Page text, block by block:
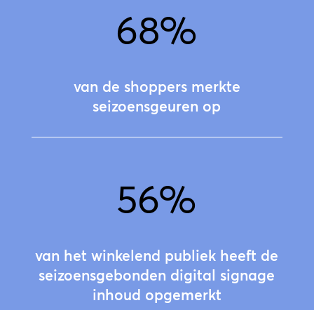
68%
van de shoppers merkte
seizoensgeuren op
56%
van het winkelend publiek heeft de
seizoensgebonden digital signage
inhoud opgemerkt